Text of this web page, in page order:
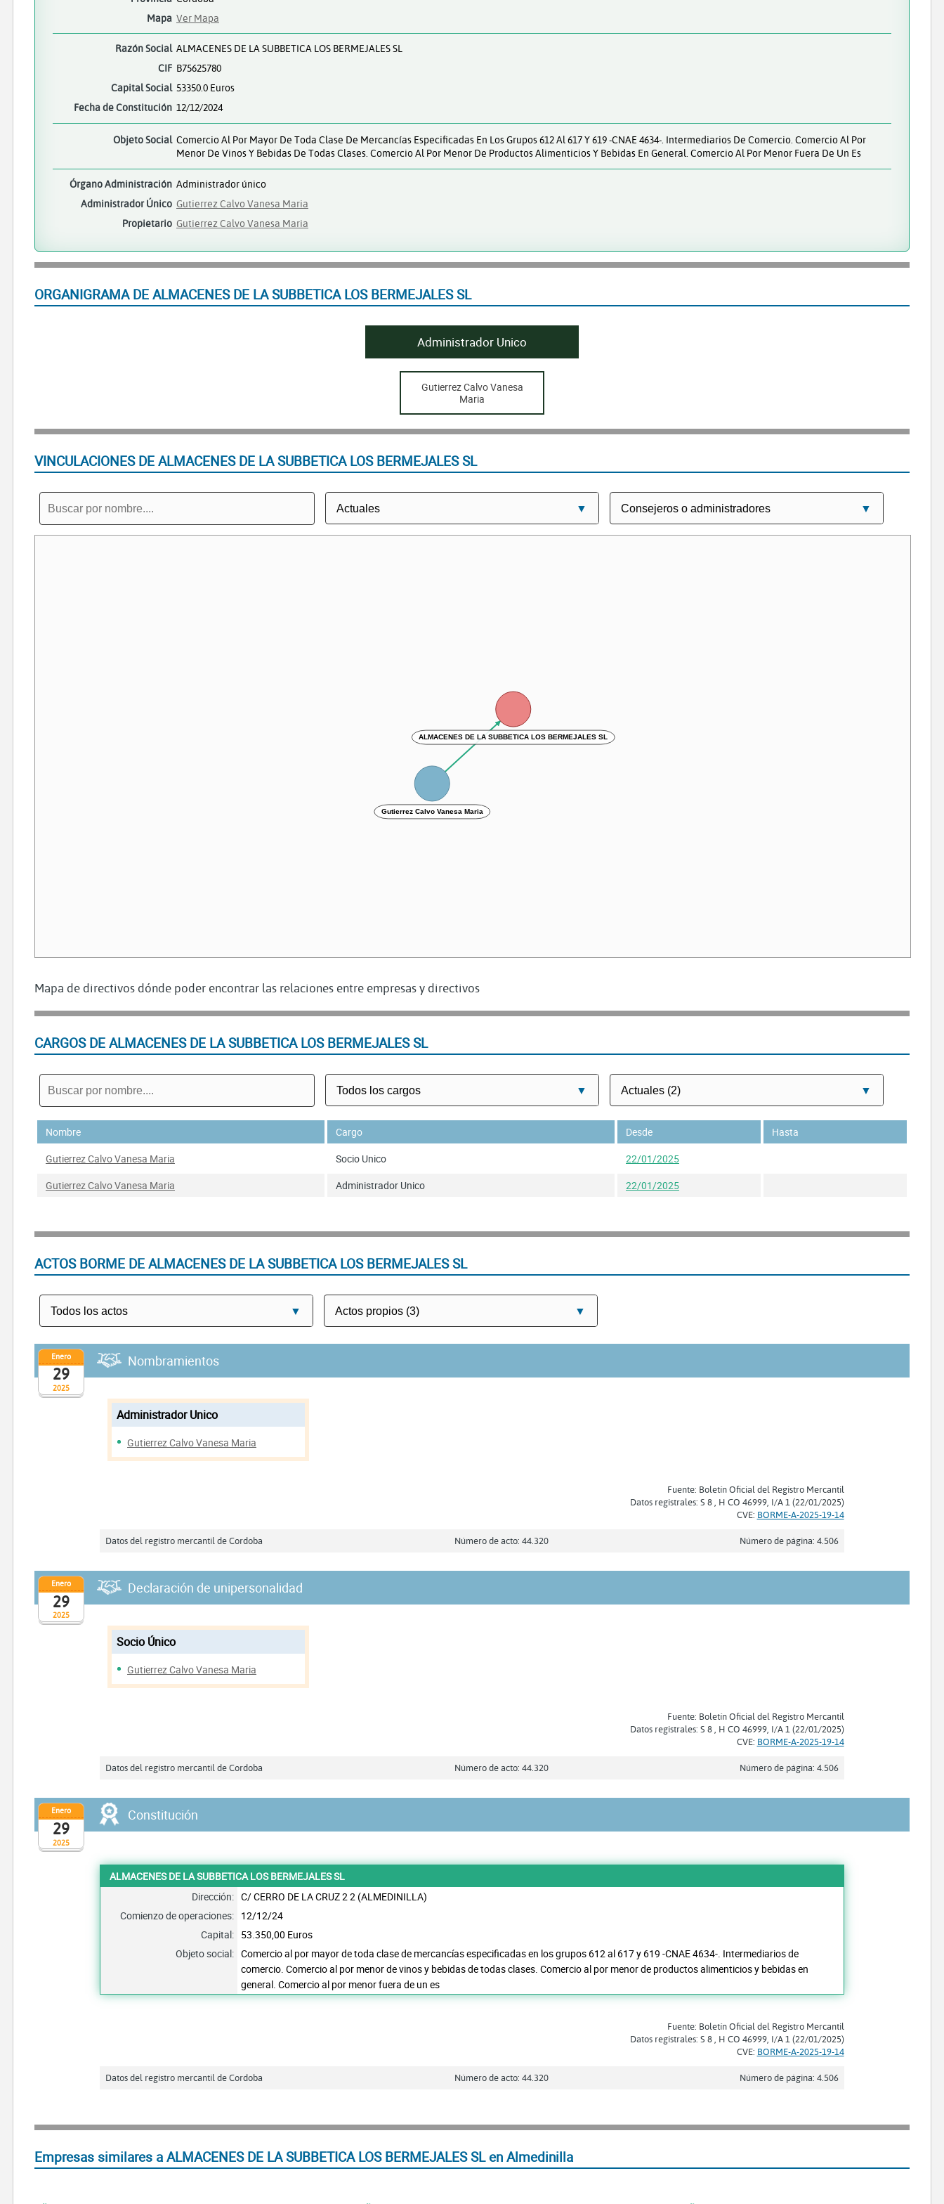
Mapa Ver Mapa
Razón Social ALMACENES DE LA SUBBETICA LOS BERMEJALES SL
CIF B75625780
Capital Social 53350.0 Euros
Fecha de Constitución 12/12/2024
Objeto Social Comercio Al Por Mayor De Toda Clase De Mercancías Especificadas En Los Grupos 612 Al 617 Y 619 -CNAE 4634-. Intermediarios De Comercio. Comercio Al Por
Menor De Vinos Y Bebidas De Todas Clases. Comercio Al Por Menor De Productos Alimenticios Y Bebidas En General. Comercio Al Por Menor Fuera De Un Es
Órgano Administración Administrador único
Administrador Único Gutierrez Calvo Vanesa Maria
Propietario Gutierrez Calvo Vanesa Maria
ORGANIGRAMA DE ALMACENES DE LA SUBBETICA LOS BERMEJALES SL
Administrador Unico
Gutierrez Calvo Vanesa
Maria
VINCULACIONES DE ALMACENES DE LA SUBBETICA LOS BERMEJALES SL
ALMACENES DE LA SUBBETICA LOS BERMEJALES SL
Gutierrez Calvo Vanesa Maria
Mapa de directivos dónde poder encontrar las relaciones entre empresas y directivos
CARGOS DE ALMACENES DE LA SUBBETICA LOS BERMEJALES SL
Nombre Cargo Desde
Hasta
Gutierrez Calvo Vanesa Maria
Socio Unico
22/01/2025
Gutierrez Calvo Vanesa Maria
Administrador Unico 22/01/2025
ACTOS BORME DE ALMACENES DE LA SUBBETICA LOS BERMEJALES SL
2025
Enero
29
Nombramientos
Administrador Unico
Gutierrez Calvo Vanesa Maria
Fuente: Boletín Oficial del Registro Mercantil
Datos registrales: S 8 , H CO 46999, I/A 1 (22/01/2025)
CVE: BORME-A-2025-19-14
Datos del registro mercantil de Cordoba Número de acto: 44.320 Número de página: 4.506
2025
Enero
29
Declaración de unipersonalidad
Socio Único
Gutierrez Calvo Vanesa Maria
Fuente: Boletín Oficial del Registro Mercantil
Datos registrales: S 8 , H CO 46999, I/A 1 (22/01/2025)
CVE: BORME-A-2025-19-14
Datos del registro mercantil de Cordoba Número de acto: 44.320 Número de página: 4.506
2025
Enero
29
Constitución
ALMACENES DE LA SUBBETICA LOS BERMEJALES SL
Dirección: C/ CERRO DE LA CRUZ 2 2 (ALMEDINILLA)
Comienzo de operaciones: 12/12/24
Capital: 53.350,00 Euros
Objeto social: Comercio al por mayor de toda clase de mercancías especificadas en los grupos 612 al 617 y 619 -CNAE 4634-. Intermediarios de
comercio. Comercio al por menor de vinos y bebidas de todas clases. Comercio al por menor de productos alimenticios y bebidas en
general. Comercio al por menor fuera de un es
Fuente: Boletín Oficial del Registro Mercantil
Datos registrales: S 8 , H CO 46999, I/A 1 (22/01/2025)
CVE: BORME-A-2025-19-14
Datos del registro mercantil de Cordoba Número de acto: 44.320 Número de página: 4.506
Empresas similares a ALMACENES DE LA SUBBETICA LOS BERMEJALES SL en Almedinilla